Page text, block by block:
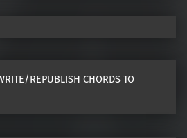
REPUBLISH CHORDS TO